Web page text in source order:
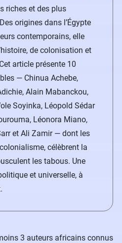
riches et des plus
origines dans l’Égypte
contemporains, elle
de colonisation et
article présente 10
— Chinua Achebe,
Alain Mabanckou,
Soyinka, Léopold Sédar
Léonora Miano,
et Ali Zamir — dont les
célèbrent la
les tabous. Une
et universelle, à
3 auteurs africains connus